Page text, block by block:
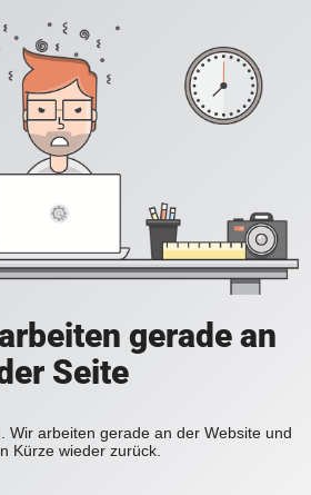
gerade an
Seite
Wir arbeiten gerade an der Website und
Kürze wieder zurück.